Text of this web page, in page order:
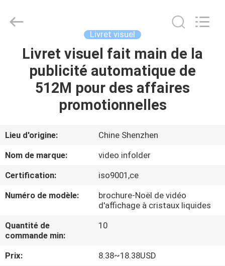
MAISON
PRODUITS
AU
SUJET
DE
VISITE
D'USINE
Videoinfolder
Technology
Livret visuel
Livret visuel fait main de la
publicité automatique de
512M pour des affaires
promotionnelles
Lieu d'origine:
Chine Shenzhen
Nom de marque:
video infolder
Certification:
iso9001,ce
Numéro de modèle:
brochure-Noël de vidéo
d'affichage à cristaux liquides
Quantité de
commande min:
10
Prix:
8.38~18.38USD